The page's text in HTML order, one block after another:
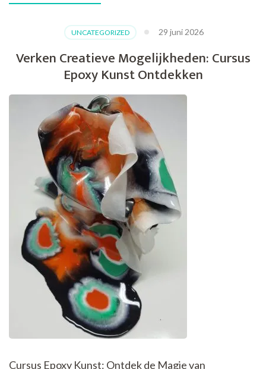
UNCATEGORIZED 29 juni 2026
Verken Creatieve Mogelijkheden: Cursus
Epoxy Kunst Ontdekken
Cursus Epoxy Kunst: Ontdek de Magie van